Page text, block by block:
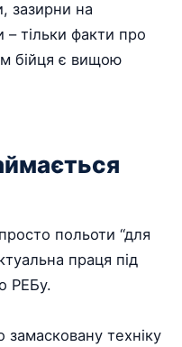
зазирни на
тільки факти про
бійця є вищою
польоти “для
праця під
РЕБу.
техніку